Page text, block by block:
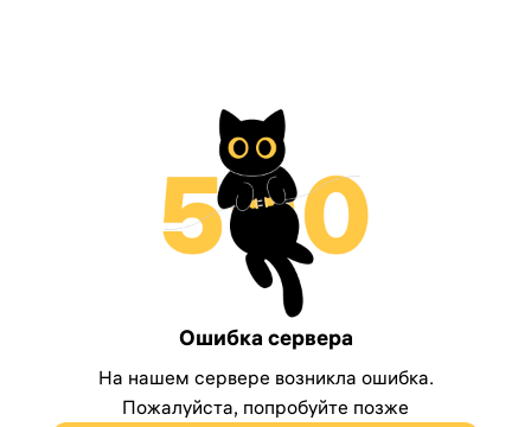
Ошибка сервера
На нашем сервере возникла ошибка.
Пожалуйста, попробуйте позже